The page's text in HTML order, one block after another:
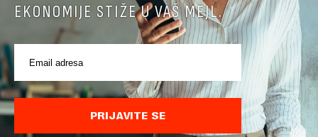
POVEZANI SADRŽAJI
EKONOMIJE STIŽE U VAŠ MEJL.
PRIJAVITE SE